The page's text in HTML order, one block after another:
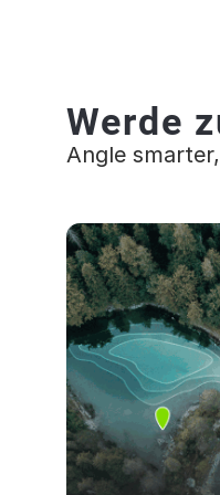
Werde
Angle